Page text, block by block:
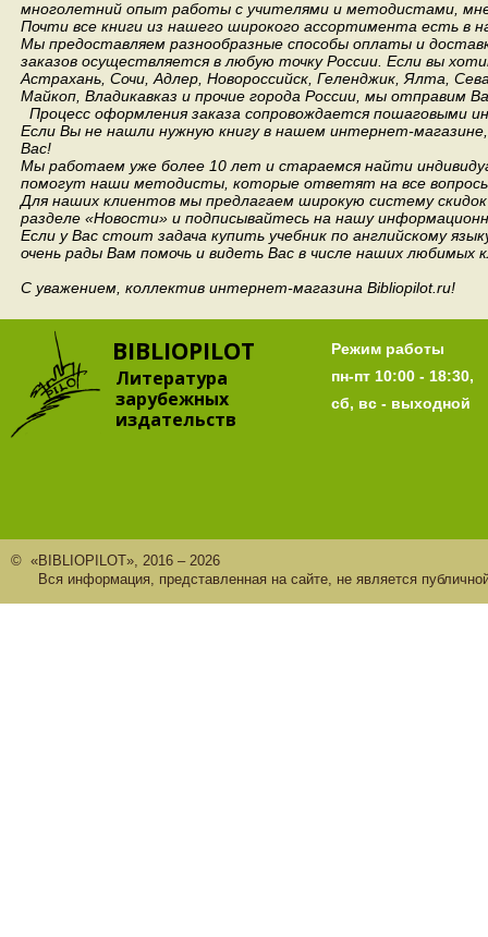
многолетний опыт работы с учителями и методистами,
Почти все книги из нашего широкого ассортимента есть в
Мы предоставляем разнообразные способы оплаты и
заказов осуществляется в любую точку России. Если вы
Астрахань, Сочи, Адлер, Новороссийск, Геленджик, Ялта,
Майкоп, Владикавказ и прочие города России, мы отправим
Процесс оформления заказа сопровождается пошаговыми
Если Вы не нашли нужную книгу в нашем интернет-
Вас!
Мы работаем уже более 10 лет и стараемся найти
помогут наши методисты, которые ответят на все
Для наших клиентов мы предлагаем широкую систему
разделе «Новости» и подписывайтесь на нашу
Если у Вас стоит задача купить учебник по английскому
очень рады Вам помочь и видеть Вас в числе наших любимых
С уважением, коллектив интернет-магазина Bibliopilot.ru!
BIBLIOPILOT
Литература
зарубежных
издательств
Режим работы
пн-пт 10:00 - 18:30,
сб, вс - выходной
© «BIBLIOPILOT», 2016 – 2026
Вся информация, представленная на сайте, не является